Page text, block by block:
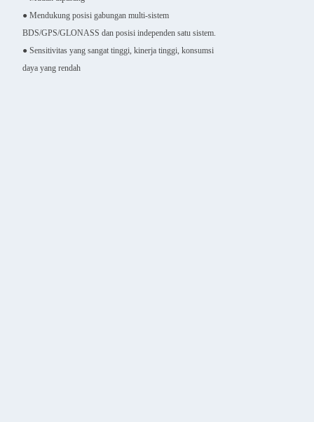
● Mendukung posisi gabungan multi-sistem
BDS/GPS/GLONASS dan posisi independen satu sistem.
● Sensitivitas yang sangat tinggi, kinerja tinggi, konsumsi
daya yang rendah